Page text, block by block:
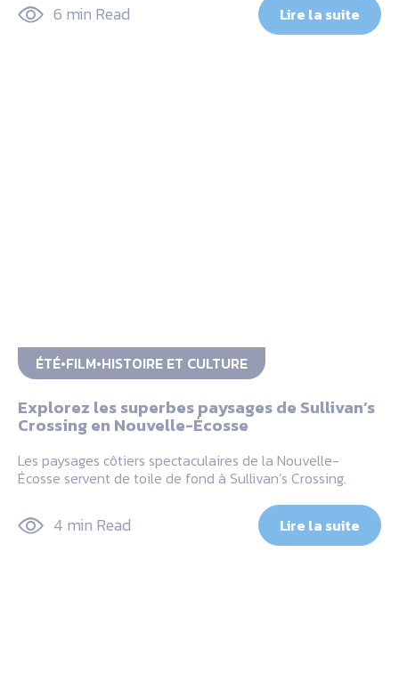
6 min Read Lire la suite
ÉTÉ FILM HISTOIRE ET CULTURE
Explorez les superbes paysages de Sullivan’s
Crossing en Nouvelle-Écosse
Les paysages côtiers spectaculaires de la Nouvelle-
Écosse servent de toile de fond à Sullivan’s Crossing.
4 min Read Lire la suite